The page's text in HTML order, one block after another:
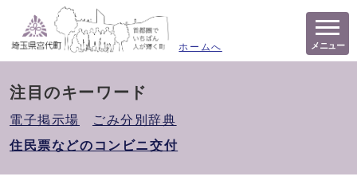
ホームへ メニュー
注目のキーワード
電子掲示場
ごみ分別辞典
住民票などのコンビニ交付